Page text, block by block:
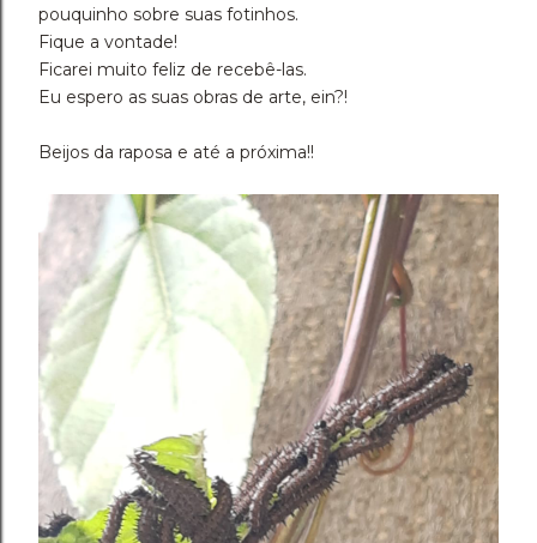
pouquinho sobre suas fotinhos.
Fique a vontade!
Ficarei muito feliz de recebê-las.
Eu espero as suas obras de arte, ein?!
Beijos da raposa e até a próxima!!